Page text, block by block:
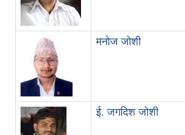
मनोज जोशी
ई. जगदिश जोशी